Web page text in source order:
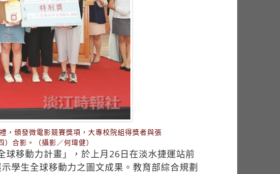
，頒發微電影競賽獎項，大專校院組得獎者與張
合影。（攝影／何瑋健）
球移動力計畫」，於上月26日在淡水捷運站前
學生全球移動力之圖文成果。教育部綜合規劃